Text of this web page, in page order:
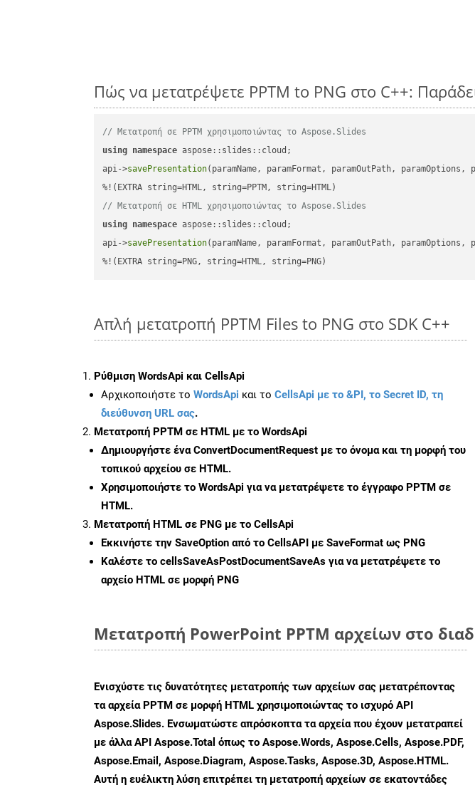
Πώς να μετατρέψετε PPTM to PNG στο C++:
// Μετατροπή σε PPTM χρησιμοποιώντας το Aspose.Slides
using namespace aspose::slides::cloud;
api->savePresentation(paramName, paramFormat, paramOutPath,
// Μετατροπή σε HTML χρησιμοποιώντας το Aspose.Slides
using namespace aspose::slides::cloud;
api->savePresentation(paramName, paramFormat, paramOutPath,
%!(EXTRA string=PNG, string=HTML, string=PNG)
Απλή μετατροπή PPTM Files to PNG στο SDK C++
Ρύθμιση WordsApi και CellsApi
Αρχικοποιήστε το WordsApi και το CellsApi με το &PI, το Secret ID, τη
διεύθυνση URL σας.
Μετατροπή PPTM σε HTML με το WordsApi
Δημιουργήστε έναConvertDocumentRequest με το όνομα και τη μορφή του
τοπικού αρχείου σε HTML.
Χρησιμοποιήστε το WordsApi για να μετατρέψετε το έγγραφο PPTM σε
HTML.
Μετατροπή HTML σε PNG με το CellsApi
Εκκινήστε την SaveOption από το CellsAPI με SaveFormat ως PNG
Καλέστε το cellsSaveAsPostDocumentSaveAs για να μετατρέψετε το
αρχείο HTML σε μορφή PNG
Μετατροπή PowerPoint PPTM αρχείων στο
Ενισχύστε τις δυνατότητες μετατροπής των αρχείων σας μετατρέποντας
τα αρχεία PPTM σε μορφή HTML χρησιμοποιώντας το ισχυρό API
Aspose.Slides. Ενσωματώστε απρόσκοπτα τα αρχεία που έχουν μετατραπεί
με άλλα API Aspose.Total όπως το Aspose.Words, Aspose.Cells, Aspose.PDF,
Aspose.Email, Aspose.Diagram, Aspose.Tasks, Aspose.3D, Aspose.HTML.
Αυτή η ευέλικτη λύση επιτρέπει τη μετατροπή αρχείων σε εκατοντάδες